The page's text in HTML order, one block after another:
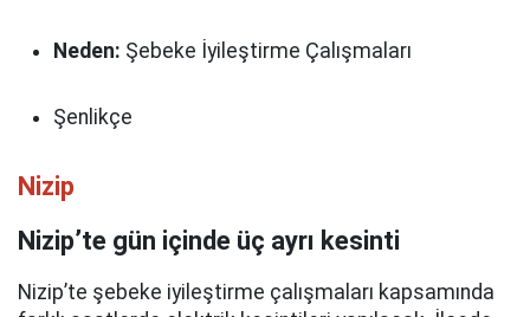
Neden: Şebeke İyileştirme Çalışmaları
Şenlikçe
Nizip
Nizip’te gün içinde üç ayrı kesinti
Nizip’te şebeke iyileştirme çalışmaları kapsamında